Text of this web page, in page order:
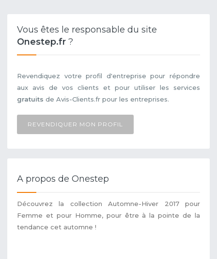
Vous êtes le responsable du site
Onestep.fr ?
Revendiquez votre profil d'entreprise pour répondre
aux avis de vos clients et pour utiliser les services
gratuits de Avis-Clients.fr pour les entreprises.
REVENDIQUER MON PROFIL
A propos de Onestep
Découvrez la collection Automne-Hiver 2017 pour
Femme et pour Homme, pour être à la pointe de la
tendance cet automne !